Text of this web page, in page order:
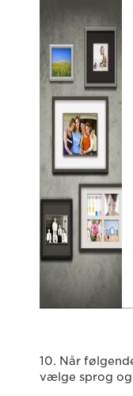
10. Når
vælge sprog